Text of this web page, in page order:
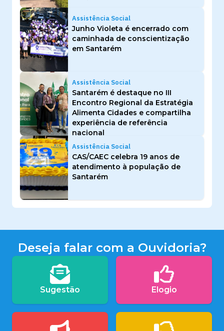
Assistência Social
Junho Violeta é encerrado com
caminhada de conscientização
em Santarém
Assistência Social
Santarém é destaque no III
Encontro Regional da Estratégia
Alimenta Cidades e compartilha
experiência de referência
nacional
Assistência Social
CAS/CAEC celebra 19 anos de
atendimento à população de
Santarém
Deseja falar com a Ouvidoria?
Sugestão Elogio